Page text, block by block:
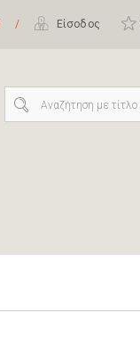
/ Είσοδος